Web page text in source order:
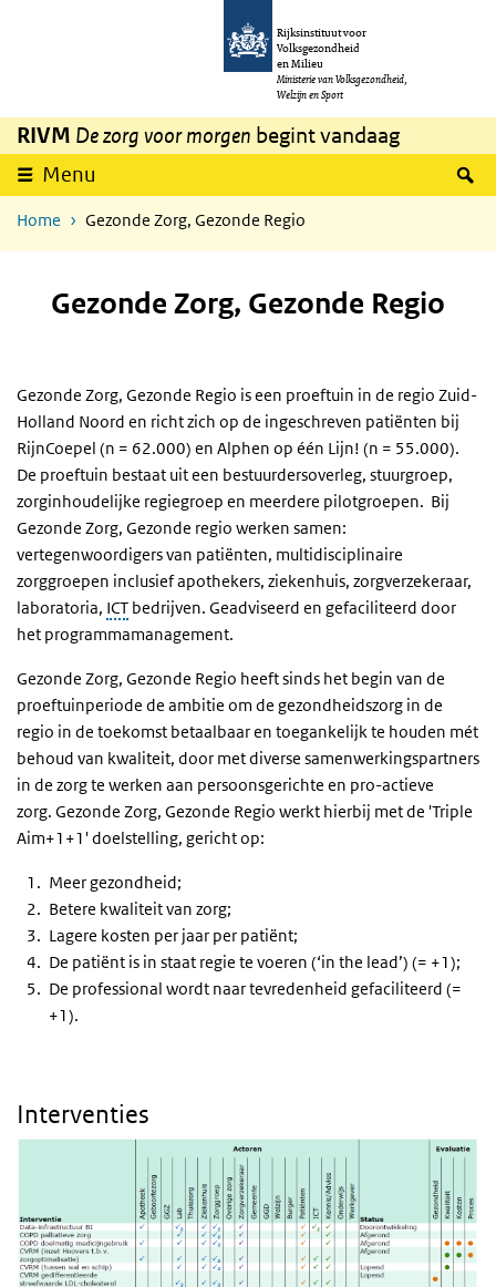
Overslaan en naar de inhoud gaan
Rijksinstituut voor
Volksgezondheid
en Milieu
Ministerie van Volksgezondheid,
Welzijn en Sport
RIVM De zorg voor morgen begint vandaag
Menu
Home Gezonde Zorg, Gezonde Regio
Gezonde Zorg, Gezonde Regio
Gezonde Zorg, Gezonde Regio is een proeftuin in de regio Zuid-
Holland Noord en richt zich op de ingeschreven patiënten bij
RijnCoepel (n = 62.000) en Alphen op één Lijn! (n = 55.000).
De proeftuin bestaat uit een bestuurdersoverleg, stuurgroep,
zorginhoudelijke regiegroep en meerdere pilotgroepen. Bij
Gezonde Zorg, Gezonde regio werken samen:
vertegenwoordigers van patiënten, multidisciplinaire
zorggroepen inclusief apothekers, ziekenhuis, zorgverzekeraar,
laboratoria, ICT bedrijven. Geadviseerd en gefaciliteerd door
het programmamanagement.
Gezonde Zorg, Gezonde Regio heeft sinds het begin van de
proeftuinperiode de ambitie om de gezondheidszorg in de
regio in de toekomst betaalbaar en toegankelijk te houden mét
behoud van kwaliteit, door met diverse samenwerkingspartners
in de zorg te werken aan persoonsgerichte en pro-actieve
zorg. Gezonde Zorg, Gezonde Regio werkt hierbij met de 'Triple
Aim+1+1' doelstelling, gericht op:
Meer gezondheid;
Betere kwaliteit van zorg;
Lagere kosten per jaar per patiënt;
De patiënt is in staat regie te voeren (‘in the lead’) (= +1);
De professional wordt naar tevredenheid gefaciliteerd (=
+1).
Interventies